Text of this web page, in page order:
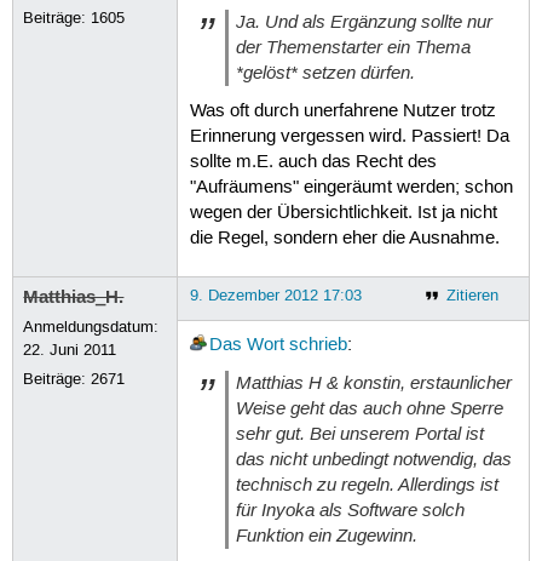
Beiträge: 1605
Ja. Und als Ergänzung sollte nur
der Themenstarter ein Thema
*gelöst* setzen dürfen.
Was oft durch unerfahrene Nutzer trotz
Erinnerung vergessen wird. Passiert! Da
sollte m.E. auch das Recht des
"Aufräumens" eingeräumt werden; schon
wegen der Übersichtlichkeit. Ist ja nicht
die Regel, sondern eher die Ausnahme.
Matthias_H.
Anmeldungsdatum:
22. Juni 2011
Beiträge:2671
Zitieren
9. Dezember 2012 17:03
Das Wort schrieb:
Matthias H & konstin, erstaunlicher
Weise geht das auch ohne Sperre
sehr gut. Bei unserem Portal ist
das nicht unbedingt notwendig, das
technisch zu regeln. Allerdings ist
für Inyoka als Software solch
Funktion ein Zugewinn.